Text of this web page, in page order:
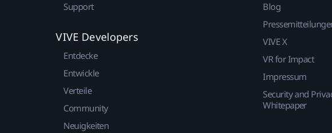
Support
VIVE Developers
Entdecke
Entwickle
Verteile
Community
Neuigkeiten
Blog
VIVE X
VR for Impact
Impressum
Security and
Whitepaper